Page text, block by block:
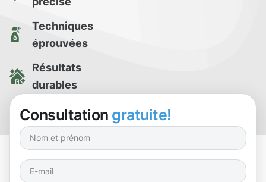
Techniques
éprouvées
Résultats
durables
Essai de
nettoyage gratuit
Consultation gratuite!